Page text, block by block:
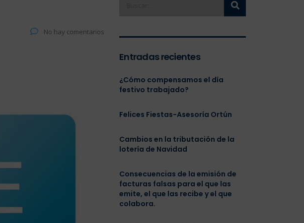
No hay comentarios
Entradas recientes
¿Cómo compensamos el día
festivo trabajado?
Felices Fiestas-Asesoría Ortún
Cambios en la tributación de la
lotería de Navidad
Consecuencias de la emisión de
facturas falsas para el que las
emite, el que las recibe y el que
colabora.